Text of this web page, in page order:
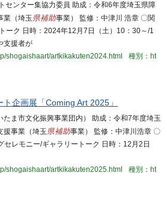
センター集協力委員 助成：令和6年度埼玉県障
業（埼玉県補助事業） 監修：中津川 浩章 〇関
ーク 日時：2024年12月7日（土）10：30～/1
支援者が
shogaishaart/artkikakuten2024.html
種別：ht
企画展「Coming Art 2025」
たま市文化振興事業団内） 助成：令和7年度埼玉
援事業（埼玉県補助事業） 監修：中津川浩章 〇
セレモニー/ギャラリートーク 日時：12月2日
shogaishaart/artkikakuten2025.html
種別：ht